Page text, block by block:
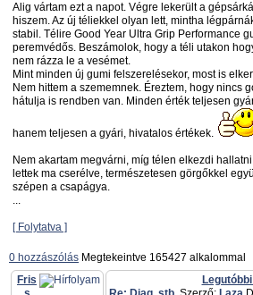
Alig vártam ezt a napot. Végre lekerült a
hiszem. Az új téliekkel olyan lett, mintha
stabil. Télire Good Year Ultra Grip Performance
peremvédős. Beszámolok, hogy a téli utakon
nem rázza le a vesémet.
Mint minden új gumi felszerelésekor, most is
Nem hittem a szememnek. Éreztem, hogy nincs
hátulja is rendben van. Minden érték teljesen
hanem teljesen a gyári, hivatalos értékek.
Nem akartam megvárni, míg télen elkezdi
lettek ma cserélve, természetesen görgőkkel
szépen a csapágya.
...
[ Folytatva ]
0 hozzászólás Megtekeintve 165427 alkalommal
Fris